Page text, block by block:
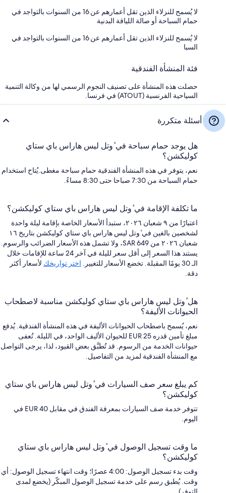
لا يُسمح للنزلاء الذين تقل أعمارهم عن 16 من السنوات بالتواجد في
حمام السباحة أو صالة اللياقة البدنية
لا يُسمح للنزلاء الذين تقل أعمارهم عن 16 من السنوات بالتواجد في
السبا
فئة المنشأة الفندقية
حصلت هذه المنشأة على تصنيف النجوم الرسمي لها من وكالة التنمية
السياحية الفرنسية (ATOUT) في فرنسا.
أسئلة متكررة
هل يوجد حمام سباحة في ٔوتل ليس هاراس باي ستاي
كوليكشن؟
نعم، يتوفر في هذه المنشأة الفندقية حمام سباحة مغطى.يُتاح استخدام
حمام السباحة من 7:30 صباحا حتى 8:30 مساءً.
ما تكلفة الإقامة في ٔوتل ليس هاراس باي ستاي كوليكشن؟
اعتبارًا من ٩ شعبان ٢٠٢٦، ستبدأ الأسعار الخاصة بإقامة ليلة واحدة
لشخصين بالغين في ٔوتل ليس هاراس باي ستاي كوليكشن بتاريخ ١٦
شعبان ٢٠٢٦ من SAR 649، ولا تشمل هذه الأسعار الضرائب والرسوم.
يستند هذا السعر إلى أقل سعر لليلة في آخر 24 ساعة للإقامات خلال
الـ 30 يومًا المقبلة. تخضع الأسعار للتغيير.
اختر تواريخك لأسعار أكثر
دقة.
هل ٔوتل ليس هاراس باي ستاي كوليكشن مناسبة لاصطحاب
الحيوانات الأليفة؟
نعم، يُسمح باصطحاب الحيوانات الأليفة في هذه المنشأة الفندقية. يُدفع
مبلغ تأمين قدره EUR 25 للحيوان الأليف الواحد، في الليلة. تُعفى
حيوانات الخدمة من الرسوم. قد تُطبَّق بعض القيود، لذا، يرجى التواصل
مع المنشأة الفندقية لمزيد من التفاصيل.
كم يبلغ سعر صف السيارات في ٔوتل ليس هاراس باي ستاي
كوليكشن؟
تتوفر خدمة صف السيارات بمعرفة الفندق في مقابل EUR 40 في
اليوم.
ما وقت تسجيل الوصول في ٔوتل ليس هاراس باي ستاي
كوليكشن؟
وقت بدء تسجيل الوصول: 4:00 عصرًا؛ وقت انتهاء تسجيل الوصول: أي
وقت. يُطبق رسم على خدمة تسجيل الوصول المبكّر (يخضع لمدى